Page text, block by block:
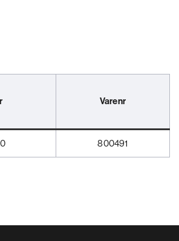
Varenr
800491